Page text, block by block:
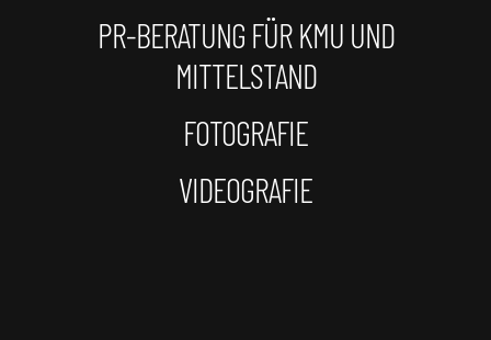
PR-BERATUNG FÜR KMU UND
MITTELSTAND
FOTOGRAFIE
VIDEOGRAFIE